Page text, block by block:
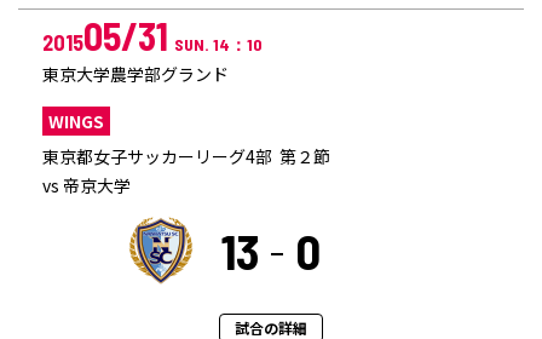
201505/31 SUN. 14：10
東京大学農学部グランド
WINGS
東京都女子サッカーリーグ4部 第２節
vs 帝京大学
13 0
試合の詳細